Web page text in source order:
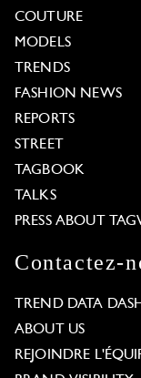
COUTURE
MODELS
TRENDS
FASHION NEWS
REPORTS
STREET
TAGBOOK
TALKS
PRESS ABOUT
Contactez-
TREND DATA
ABOUT US
REJOINDRE